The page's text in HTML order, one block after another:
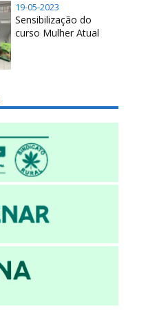
19-05-2023
Sensibilização do
curso Mulher Atual